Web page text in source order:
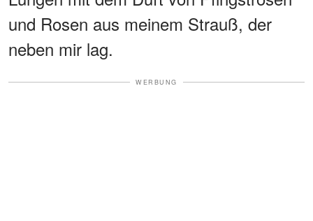
und Rosen aus meinem Strauß, der
neben mir lag.
WERBUNG